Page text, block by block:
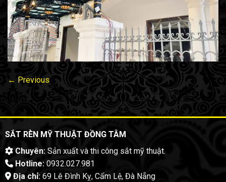
← Previous
SẮT RÈN MỸ THUẬT ĐỒNG TÂM
Chuyên:Sản xuất và thi công sắt mỹ thuật.
Hotline:0932.027.981
Địa chỉ:69 Lê Đình Kỵ, Cẩm Lệ, Đà Nẵng